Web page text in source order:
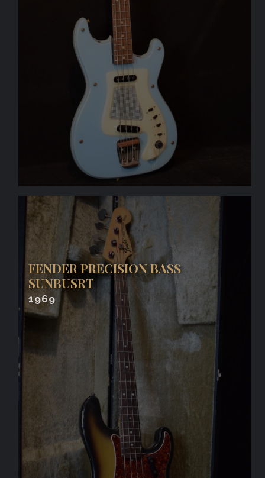
FENDER PRECISION BASS
SUNBUSRT
1969